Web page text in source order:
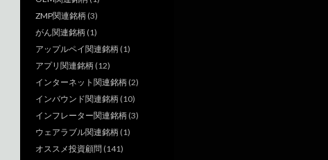
ZMP関連銘柄 (3)
がん関連銘柄 (1)
アップルペイ関連銘柄 (1)
アプリ関連銘柄 (12)
インターネット関連銘柄 (2)
インバウンド関連銘柄 (10)
インフレーター関連銘柄 (3)
ウェアラブル関連銘柄 (1)
オススメ投資顧問 (141)